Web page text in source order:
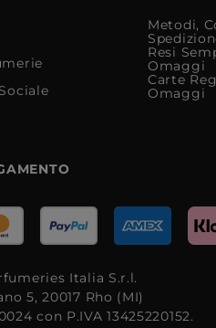
Metodi,
Resi
Omaggi
Carte
Omaggi
Italia S.r.l.
5, 20017 Rho (MI)
con P.IVA 13425220152.